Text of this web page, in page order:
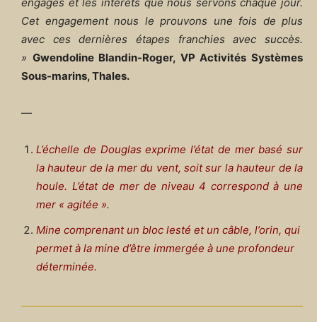
Cet engagement nous le prouvons une fois de plus
avec ces dernières étapes franchies avec succès.
» Gwendoline Blandin-Roger, VP Activités Systèmes
Sous-marins, Thales.
—
L’échelle de Douglas exprime l’état de mer basé sur
la hauteur de la mer du vent, soit sur la hauteur de la
houle. L’état de mer de niveau 4 correspond à une
mer « agitée ».
Mine comprenant un bloc lesté et un câble, l’orin, qui
permet à la mine d’être immergée à une profondeur
déterminée.